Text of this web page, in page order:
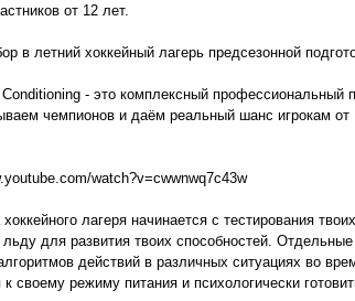
от 12 лет.
в летний хоккейный лагерь предсезонной
- это комплексный профессиональный
чемпионов и даём реальный шанс игрокам
watch?v=cwwnwq7c43w
лагеря начинается с тестирования
для развития твоих способностей.
действий в различных ситуациях во
к своему режиму питания и психологически